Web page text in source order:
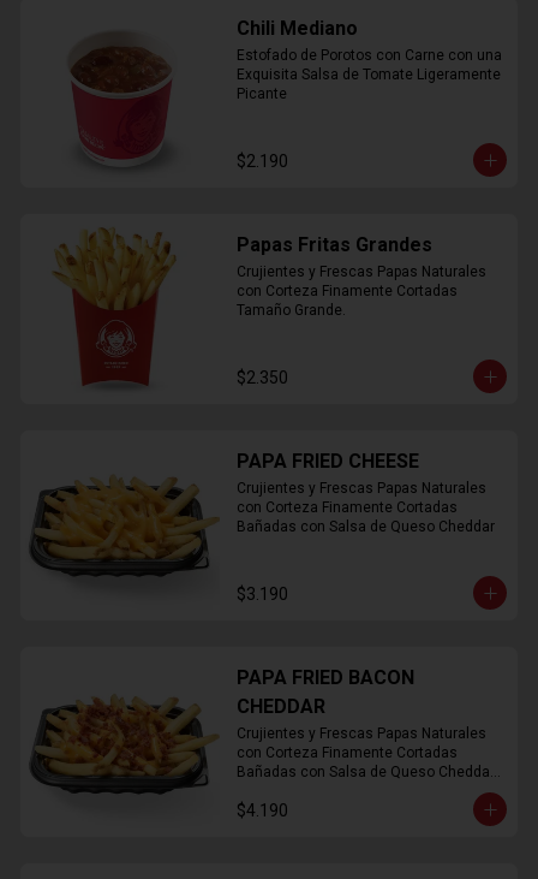
Chili Mediano
Estofado de Porotos con Carne con una
Exquisita Salsa de Tomate Ligeramente
Picante
$2.190
Papas Fritas Grandes
Crujientes y Frescas Papas Naturales
con Corteza Finamente Cortadas
Tamaño Grande.
$2.350
PAPA FRIED CHEESE
Crujientes y Frescas Papas Naturales
con Corteza Finamente Cortadas
Bañadas con Salsa de Queso Cheddar
$3.190
PAPA FRIED BACON
CHEDDAR
Crujientes y Frescas Papas Naturales
con Corteza Finamente Cortadas
Bañadas con Salsa de Queso Cheddar
$4.190